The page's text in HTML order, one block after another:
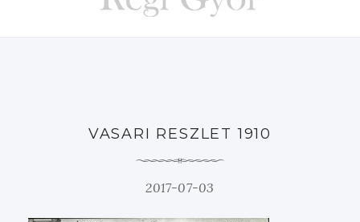
VASARI RESZLET 1910
2017-07-03